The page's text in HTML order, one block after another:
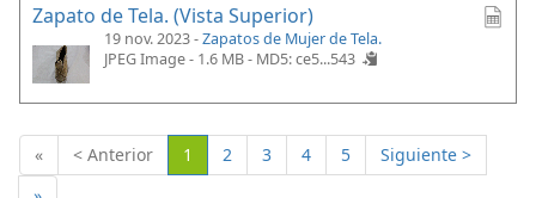
Zapato de Tela. (Vista Superior)
19 nov. 2023 -Zapatos de Mujer de Tela.
JPEG Image - 1.6 MB - MD5: ce5...543
« < Anterior 1 (Actual)
2 3 4 5
Siguiente >